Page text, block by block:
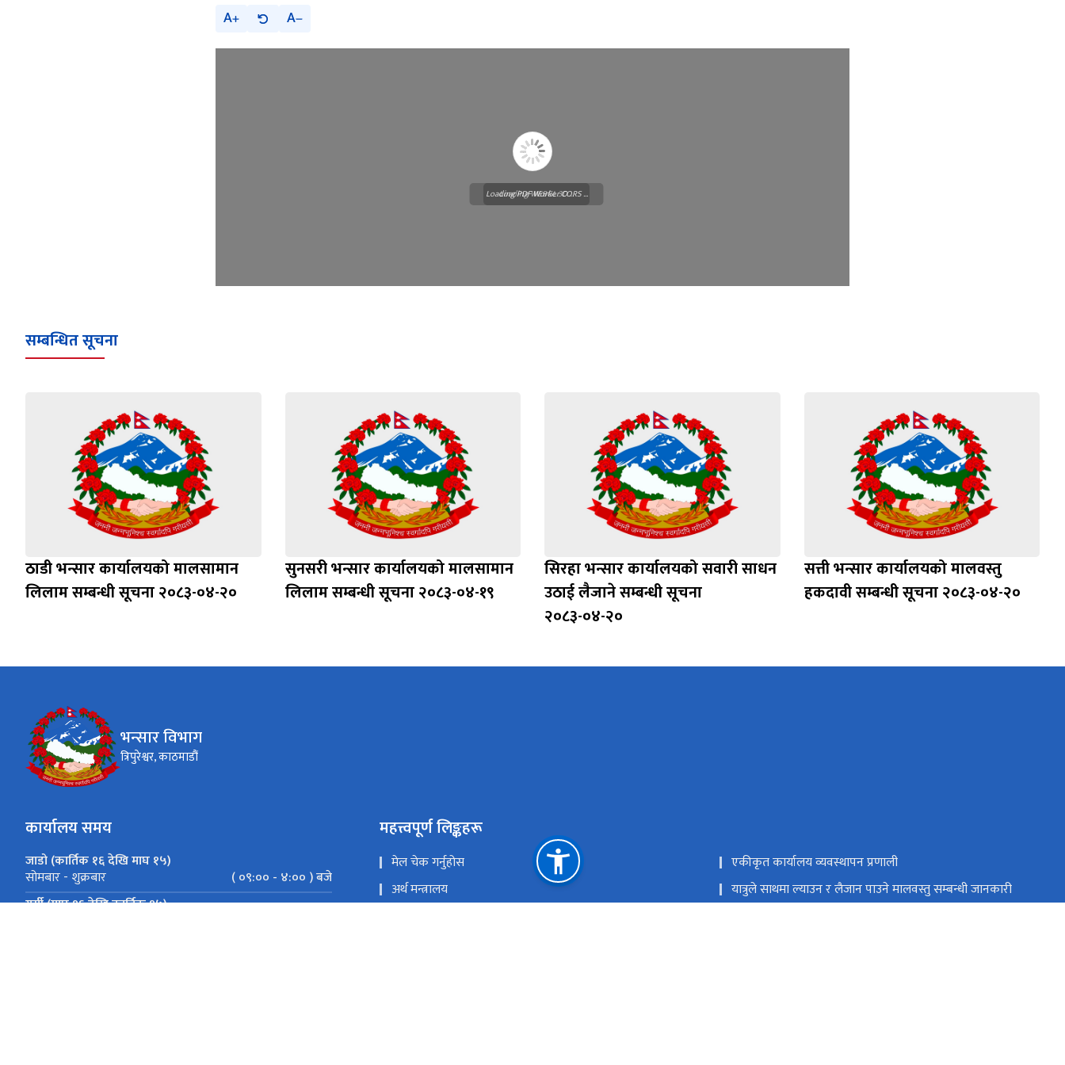
A A
Loading WEBGL 3D ...
Loading PDF Worker CORS ...
सम्बन्धित सूचना
ठाडी भन्सार कार्यालयको मालसामान
लिलाम सम्बन्धी सूचना २०८३-०४-२०
सुनसरी भन्सार कार्यालयको मालसामान
लिलाम सम्बन्धी सूचना २०८३-०४-१९
सिरहा भन्सार कार्यालयको सवारी साधन
उठाई लैजाने सम्बन्धी सूचना
२०८३-०४-२०
सत्ती भन्सार कार्यालयको मालवस्तु
हकदावी सम्बन्धी सूचना २०८३-०४-२०
भन्सार विभाग
त्रिपुरेश्वर, काठमाडौं
कार्यालय समय
जाडो (कार्तिक १६ देखि माघ १५)
सोमबार - शुक्रबार
( ०९:०० - ४:०० ) बजे
गर्मी (माघ १६ देखि कार्तिक १५)
महत्त्वपूर्ण लिङ्कहरू
मेल चेक गर्नुहोस
एकीकृत कार्यालय व्यवस्थापन प्रणाली
अर्थ मन्त्रालय
यात्रुले साथमा ल्याउन र लैजान पाउने मालवस्तु सम्बन्धी जानकारी